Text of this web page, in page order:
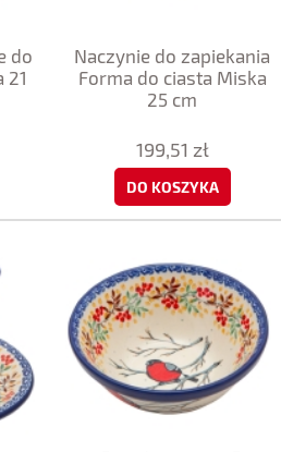
do
21
Naczynie do zapiekania
Forma do ciasta Miska
25 cm
199,51 zł
DO KOSZYKA